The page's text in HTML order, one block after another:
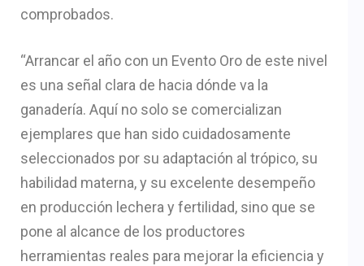
comprobados.
“Arrancar el año con un Evento Oro de este nivel
es una señal clara de hacia dónde va la
ganadería. Aquí no solo se comercializan
ejemplares que han sido cuidadosamente
seleccionados por su adaptación al trópico, su
habilidad materna, y su excelente desempeño
en producción lechera y fertilidad, sino que se
pone al alcance de los productores
herramientas reales para mejorar la eficiencia y